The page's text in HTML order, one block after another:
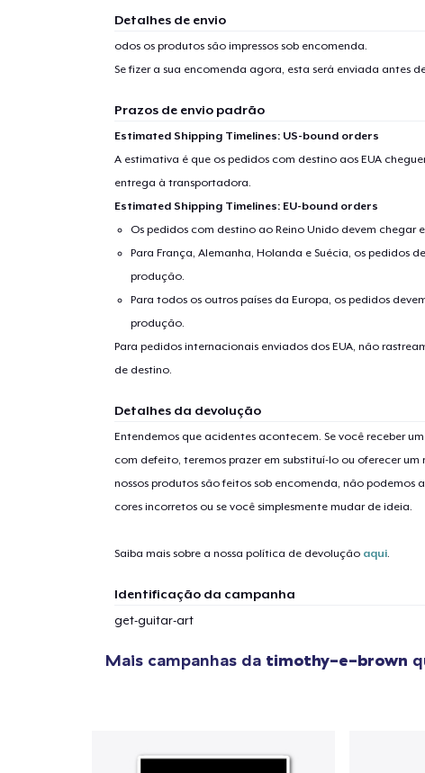
Detalhes de envio
odos os produtos são impressos sob encomenda.
Se fizer a sua encomenda agora, esta será enviada antes
Prazos de envio padrão
Estimated Shipping Timelines: US-bound orders
A estimativa é que os pedidos com destino aos EUA
entrega à transportadora.
Estimated Shipping Timelines: EU-bound orders
Os pedidos com destino ao Reino Unido devem chegar
Para França, Alemanha, Holanda e Suécia, os pedidos
produção.
Para todos os outros países da Europa, os pedidos
produção.
Para pedidos internacionais enviados dos EUA, não
de destino.
Detalhes da devolução
Entendemos que acidentes acontecem. Se você receber
com defeito, teremos prazer em substituí-lo ou oferecer
nossos produtos são feitos sob encomenda, não podemos
cores incorretos ou se você simplesmente mudar de ideia.
Saiba mais sobre a nossa política de devolução aqui.
Identificação da campanha
get-guitar-art
Mais campanhas da timothy-e-brown